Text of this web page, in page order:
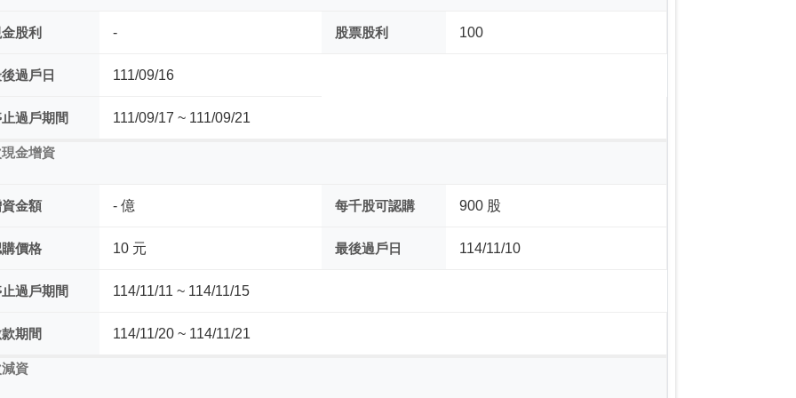
股利 - 股票股利 100
過戶日 111/09/16
過戶期間 111/09/17 ~ 111/09/21
金增資
金額 - 億 每千股可認購 900 股
價格 10 元 最後過戶日 114/11/10
過戶期間 114/11/11 ~ 114/11/15
期間 114/11/20 ~ 114/11/21
資